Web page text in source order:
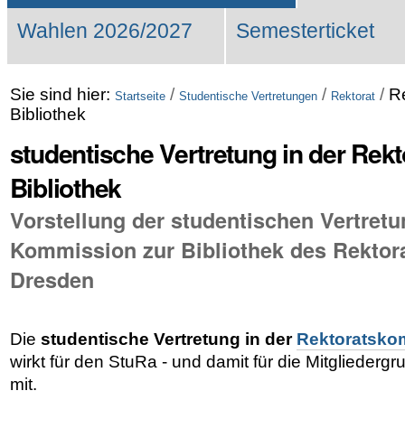
Wahlen 2026/2027 Semesterticket
Sie sind hier: Startseite / Studentische Vertretungen / Rektorat /
Bibliothek
studentische Vertretung in der
Bibliothek
Vorstellung der studentischen
Kommission zur Bibliothek des
Dresden
Die studentische Vertretung in der
wirkt für den StuRa - und damit für die
mit.